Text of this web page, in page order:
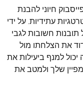
חיוני להבנת
עתידיות. על ידי
חשובות לגבי
את הצלחתו מול
למנף ביעילות את
שלך ולמטב את